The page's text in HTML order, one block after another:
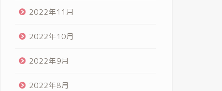
2022年11月
2022年10月
2022年9月
2022年8月